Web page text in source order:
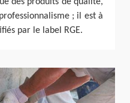
; il est à
par le label RGE.